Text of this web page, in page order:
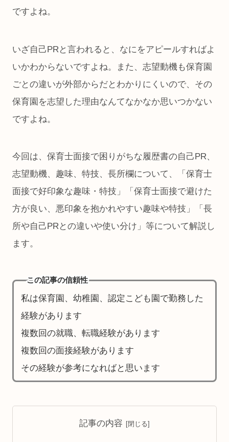
ですよね。
いざ自己PRと言われると、なにをアピールすればよ
いかわからないですよね。また、志望動機も保育園
ごとの違いが外部からだとわかりにくいので、その
保育園を志望した理由なんてなかなか思いつかない
ですよね。
今回は、保育士面接で困りがちな履歴書の自己PR、
志望動機、趣味、特技、長所欄について、「保育士
面接で好印象な趣味・特技」「保育士面接で避けた
方が良い、悪印象を抱かれやすい趣味や特技」「長
所や自己PRとの違いや使い分け」等について解説し
ます。
この記事の信頼性
私は保育園、幼稚園、認定こども園で勤務した
経験があります
複数回の就職、転職経験があります
複数回の面接経験があります
その経験が参考になればと思います
記事の内容